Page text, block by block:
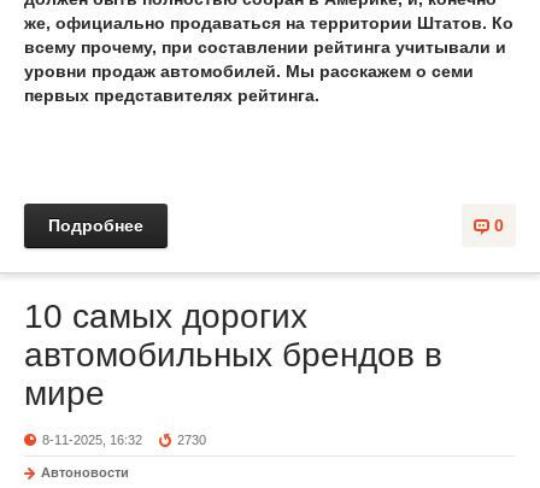
же, официально продаваться на территории Штатов. Ко
всему прочему, при составлении рейтинга учитывали и
уровни продаж автомобилей. Мы расскажем о семи
первых представителях рейтинга.
0
Подробнее
10 самых дорогих
автомобильных брендов в
мире
8-11-2025, 16:32 2730
Автоновости